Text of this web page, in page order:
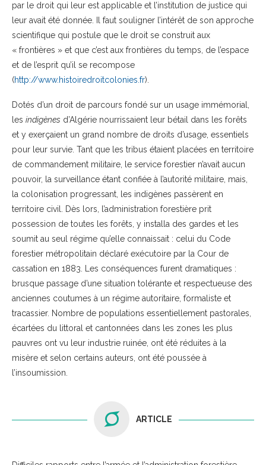
par le droit qui leur est applicable et l’institution de justice qui
leur avait été donnée. Il faut souligner l’intérêt de son approche
scientifique qui postule que le droit se construit aux
« frontières » et que c’est aux frontières du temps, de l’espace
et de l’esprit qu’il se recompose
(http://www.histoiredroitcolonies.fr).
Dotés d’un droit de parcours fondé sur un usage immémorial,
les indigènes d’Algérie nourrissaient leur bétail dans les forêts
et y exerçaient un grand nombre de droits d’usage, essentiels
pour leur survie. Tant que les tribus étaient placées en territoire
de commandement militaire, le service forestier n’avait aucun
pouvoir, la surveillance étant confiée à l’autorité militaire, mais,
la colonisation progressant, les indigènes passèrent en
territoire civil. Dès lors, l’administration forestière prit
possession de toutes les forêts, y installa des gardes et les
soumit au seul régime qu’elle connaissait : celui du Code
forestier métropolitain déclaré exécutoire par la Cour de
cassation en 1883. Les conséquences furent dramatiques :
brusque passage d’une situation tolérante et respectueuse des
anciennes coutumes à un régime autoritaire, formaliste et
tracassier. Nombre de populations essentiellement pastorales,
écartées du littoral et cantonnées dans les zones les plus
pauvres ont vu leur industrie ruinée, ont été réduites à la
misère et selon certains auteurs, ont été poussée à
l’insoumission.
ARTICLE